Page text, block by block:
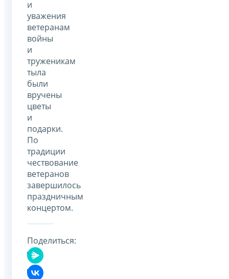
и
уважения
ветеранам
войны
и
труженикам
тыла
были
вручены
цветы
и
подарки.
По
традиции
чествование
ветеранов
завершилось
праздничным
концертом.
Поделиться: